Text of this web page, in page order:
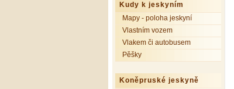
Kudy k jeskyním
Mapy - poloha jeskyní
Vlastním vozem
Vlakem či autobusem
Pěšky
Koněpruské jeskyně